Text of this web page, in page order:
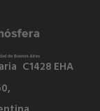
C1428 EHA